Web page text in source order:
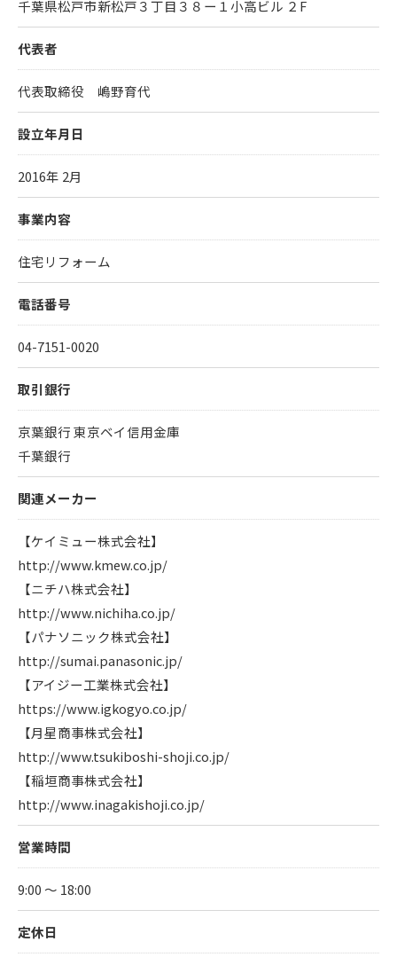
千葉県松戸市新松戸３丁目３８ー１小高ビル ２F
代表者
代表取締役 嶋野育代
設立年月日
2016年 2月
事業内容
住宅リフォーム
電話番号
04-7151-0020
取引銀行
京葉銀行 東京ベイ信用金庫
千葉銀行
関連メーカー
【ケイミュー株式会社】
http://www.kmew.co.jp/
【ニチハ株式会社】
http://www.nichiha.co.jp/
【パナソニック株式会社】
http://sumai.panasonic.jp/
【アイジー工業株式会社】
https://www.igkogyo.co.jp/
【月星商事株式会社】
http://www.tsukiboshi-shoji.co.jp/
【稲垣商事株式会社】
http://www.inagakishoji.co.jp/
営業時間
9:00 〜 18:00
定休日